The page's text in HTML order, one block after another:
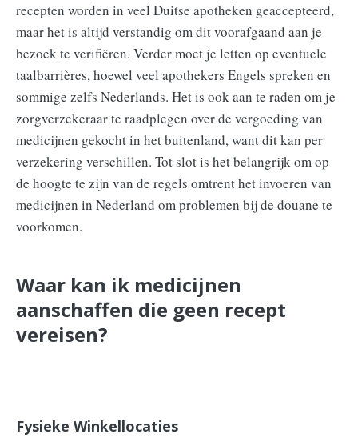
recepten worden in veel Duitse apotheken geaccepteerd,
maar het is altijd verstandig om dit voorafgaand aan je
bezoek te verifiëren. Verder moet je letten op eventuele
taalbarrières, hoewel veel apothekers Engels spreken en
sommige zelfs Nederlands. Het is ook aan te raden om je
zorgverzekeraar te raadplegen over de vergoeding van
medicijnen gekocht in het buitenland, want dit kan per
verzekering verschillen. Tot slot is het belangrijk om op
de hoogte te zijn van de regels omtrent het invoeren van
medicijnen in Nederland om problemen bij de douane te
voorkomen.
Waar kan ik medicijnen
aanschaffen die geen recept
vereisen?
Fysieke Winkellocaties